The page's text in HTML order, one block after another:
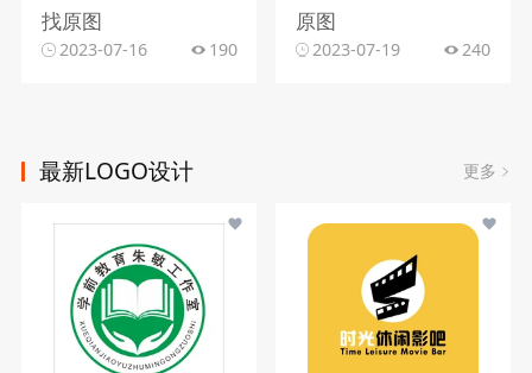
找原图
2023-07-16 190
原图
2023-07-19 240
最新LOGO设计 更多